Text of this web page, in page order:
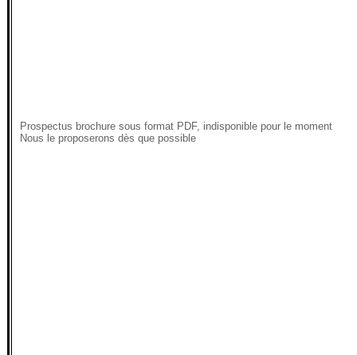
Prospectus brochure sous format PDF, indisponible pour le moment
Nous le proposerons dès que possible